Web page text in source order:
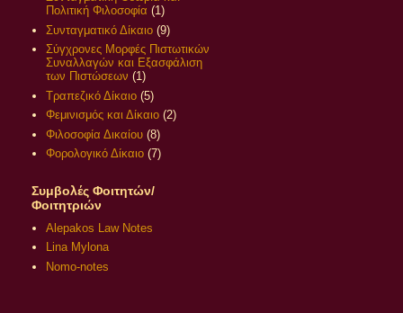
Πολιτική Φιλοσοφία (1)
Συνταγματικό Δίκαιο (9)
Σύγχρονες Μορφές Πιστωτικών
Συναλλαγών και Εξασφάλιση
των Πιστώσεων (1)
Τραπεζικό Δίκαιο (5)
Φεμινισμός και Δίκαιο (2)
Φιλοσοφία Δικαίου (8)
Φορολογικό Δίκαιο (7)
Συμβολές Φοιτητών/
Φοιτητριών
Alepakos Law Notes
Lina Mylona
Nomo-notes